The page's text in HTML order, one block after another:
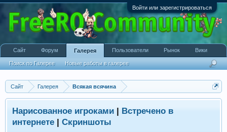
Войти или зарегистрироваться
Сайт Галерея Всякая всячина
Нарисованное игроками | Встречено в
интернете | Скриншоты
Сайт Форум Галерея
Поиск по Галерее Новые работы в галерее
Пользователи Рынок Вики